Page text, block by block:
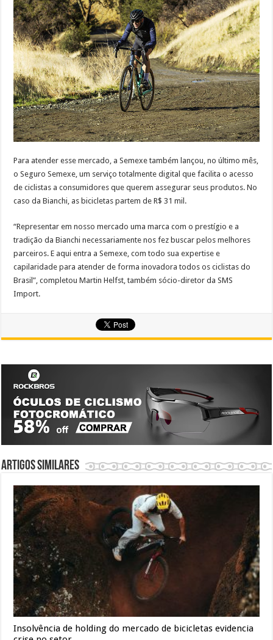
Para atender esse mercado, a Semexe também lançou, no último mês,
o Seguro Semexe, um serviço totalmente digital que facilita o acesso
de ciclistas a consumidores que querem assegurar seus produtos. No
caso da Bianchi, as bicicletas partem de R$ 31 mil.
“Representar em nosso mercado uma marca com o prestígio e a
tradição da Bianchi necessariamente nos fez buscar pelos melhores
parceiros. E aqui entra a Semexe, com todo sua expertise e
capilaridade para atender de forma inovadora todos os ciclistas do
Brasil”, completou Martin Helfst, também sócio-diretor da SMS
Import.
Artigos similares
Insolvência de holding do mercado de bicicletas evidencia